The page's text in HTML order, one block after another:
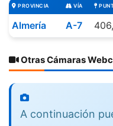
PROVINCIA VÍA
Almería A-7
Otras Cámaras
A continuación